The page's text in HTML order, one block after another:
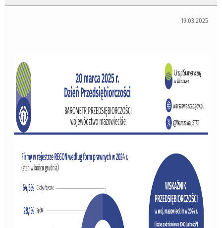
19.03.2025